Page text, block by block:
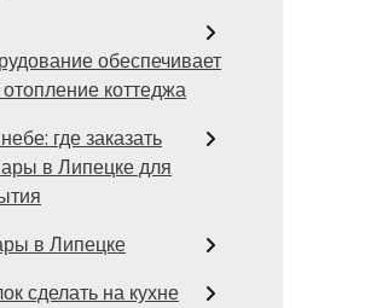
обеспечивает
коттеджа
где заказать
в Липецке для
в Липецке
сделать на кухне